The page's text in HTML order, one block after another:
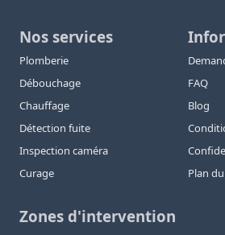
Nos services
Plomberie
Débouchage
Chauffage
Détection fuite
Inspection caméra
Curage
FAQ
Blog
Plan
Zones d'intervention